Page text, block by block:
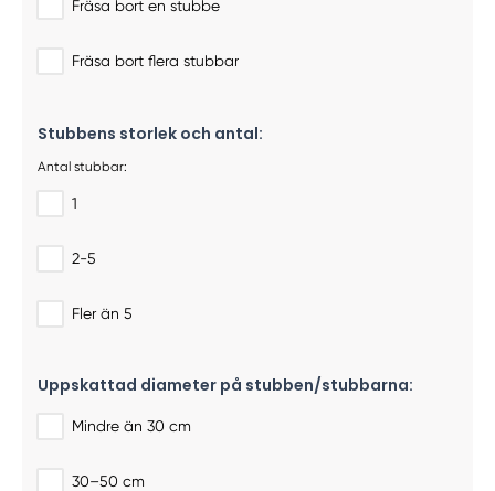
Fräsa bort en stubbe
Fräsa bort flera stubbar
Stubbens storlek och antal:
Antal stubbar:
1
2-5
Fler än 5
Uppskattad diameter på stubben/stubbarna:
Mindre än 30 cm
30–50 cm